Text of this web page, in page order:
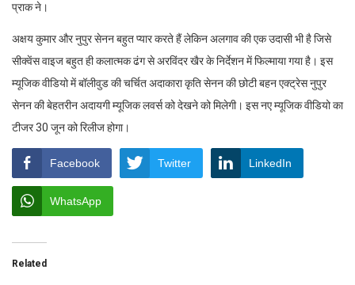
प्राक ने।
अक्षय कुमार और नुपुर सेनन बहुत प्यार करते हैं लेकिन अलगाव की एक उदासी भी है जिसे
सीक्वेंस वाइज बहुत ही कलात्मक ढंग से अरविंदर खैर के निर्देशन में फिल्माया गया है। इस
म्यूजिक वीडियो में बॉलीवुड की चर्चित अदाकारा कृति सेनन की छोटी बहन एक्ट्रेस नुपुर
सेनन की बेहतरीन अदायगी म्यूजिक लवर्स को देखने को मिलेगी। इस नए म्यूजिक वीडियो का
टीजर 30 जून को रिलीज होगा।
Facebook Twitter LinkedIn
WhatsApp
Related